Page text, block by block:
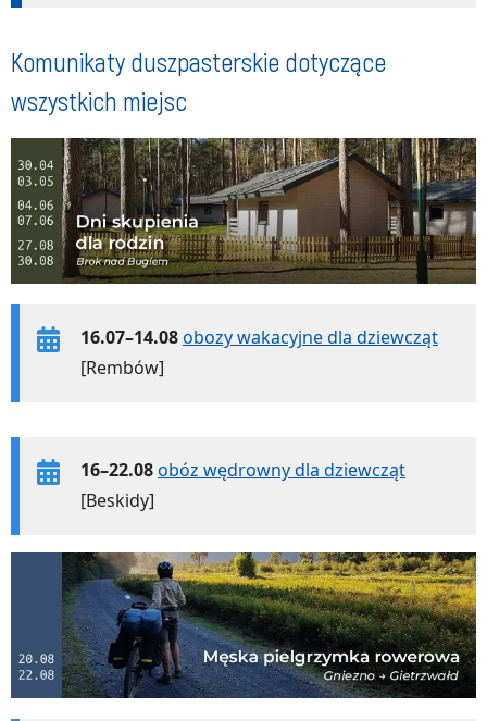
Komunikaty duszpasterskie dotyczące
wszystkich miejsc
16.07–14.08obozy wakacyjne dla dziewcząt
[Rembów]
16–22.08obóz wędrowny dla dziewcząt
[Beskidy]